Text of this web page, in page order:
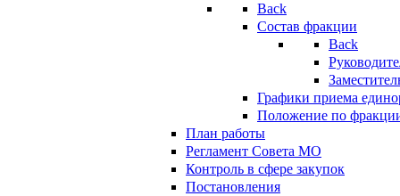
Back
Состав фракции
Back
Графики приема
Положение по
План работы
Регламент Совета МО
Контроль в сфере закупок
Постановления